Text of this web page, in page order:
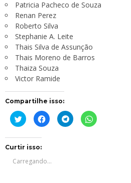
Patricia Pacheco de Souza
Renan Perez
Roberto Silva
Stephanie A. Leite
Thais Silva de Assunção
Thais Moreno de Barros
Thaiza Souza
Victor Ramide
Compartilhe isso:
Clique
para
compartilhar
em
janela)
Clique
para
compartilhar
janela)
Clique
para
compartilhar
Clique
para
Curtir isso:
Carregando...